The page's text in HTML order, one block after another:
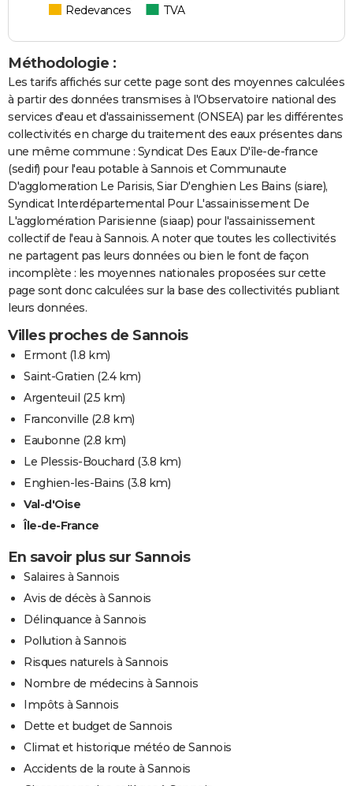
Redevances
TVA
Méthodologie :
Les tarifs affichés sur cette page sont des moyennes calculées
à partir des données transmises à l'Observatoire national des
services d'eau et d'assainissement (ONSEA) par les différentes
collectivités en charge du traitement des eaux présentes dans
une même commune : Syndicat Des Eaux D'île-de-france
(sedif) pour l'eau potable à Sannois et Communaute
D'agglomeration Le Parisis, Siar D'enghien Les Bains (siare),
Syndicat Interdépartemental Pour L'assainissement De
L'agglomération Parisienne (siaap) pour l'assainissement
collectif de l'eau à Sannois. A noter que toutes les collectivités
ne partagent pas leurs données ou bien le font de façon
incomplète : les moyennes nationales proposées sur cette
page sont donc calculées sur la base des collectivités publiant
leurs données.
Villes proches de Sannois
Ermont(1.8 km)
Saint-Gratien (2.4 km)
Argenteuil (2.5 km)
Franconville (2.8 km)
Eaubonne (2.8 km)
Le Plessis-Bouchard (3.8 km)
Enghien-les-Bains (3.8 km)
Val-d'Oise
Île-de-France
En savoir plus sur Sannois
Salaires à Sannois
Avis de décès à Sannois
Délinquance à Sannois
Pollution à Sannois
Risques naturels à Sannois
Nombre de médecins à Sannois
Impôts à Sannois
Dette et budget de Sannois
Climat et historique météo de Sannois
Accidents de la route à Sannois